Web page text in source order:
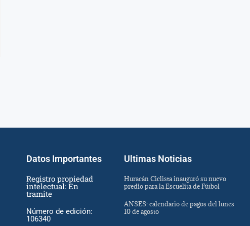
Datos Importantes
Registro propiedad
intelectual: En
tramite
Número de edición:
106340
Ultimas Noticias
Huracán Ciclista inauguró su nuevo
predio para la Escuelita de Fútbol
ANSES: calendario de pagos del lunes
10 de agosto